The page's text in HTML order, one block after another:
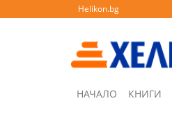
Helikon.bg
НАЧАЛО КНИГИ